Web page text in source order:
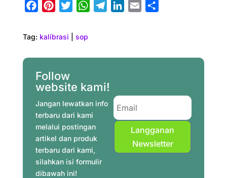
c
b
o
o
e
r
e
i
t
r
W
s
p
g
a
m
e
n
l
e
Tag: kalibrasi sop
Follow
website kami!
Jangan lewatkan info
terbaru dari kami
melalui postingan
artikel dan produk
terbaru dari kami,
silahkan isi formulir
dibawah ini!
Langganan
Newsletter